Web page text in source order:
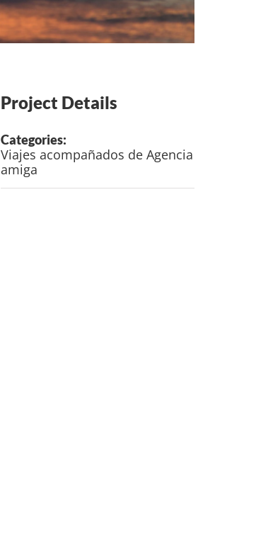
Project Details
Categories:
Viajes acompañados de Agencia
amiga